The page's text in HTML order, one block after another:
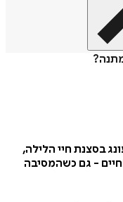
בסצנת חיי הלילה,
- גם כשהמסיבה